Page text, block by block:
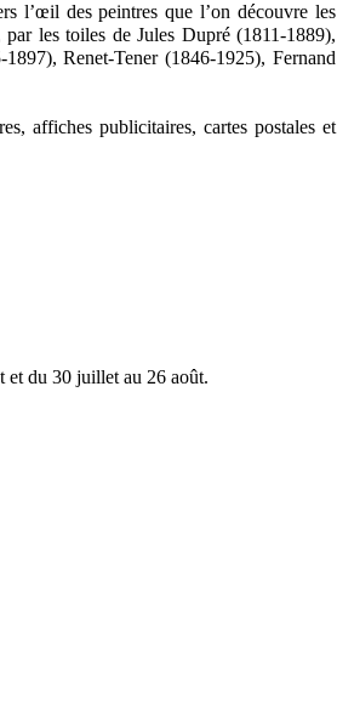
l’œil des peintres que l’on découvre les
les toiles de Jules Dupré (1811-1889),
Renet-Tener (1846-1925), Fernand
affiches publicitaires, cartes postales et
et du 30 juillet au 26 août.